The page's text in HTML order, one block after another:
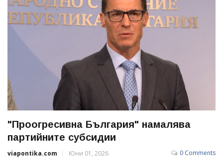
"Проогресивна България" намалява
партийните субсидии
viapontika.com Юни 01, 2026 0 Comments